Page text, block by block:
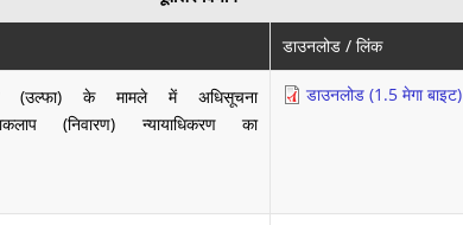
डाउनलोड / लिंक
के मामले में अधिसूचना
(निवारण) न्यायाधिकरण का
डाउनलोड (1.5 मेगा बाइट)